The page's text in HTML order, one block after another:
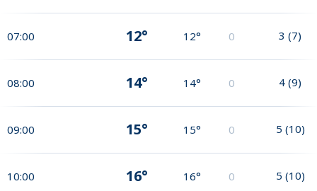
07:00 12° 12° 0 3 (7)
08:00 14° 14° 0 4 (9)
09:00 15° 15° 0 5 (10)
10:00 16° 16° 0 5 (10)